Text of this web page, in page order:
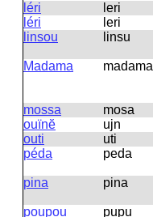
léri
leri
léri
leri
linsou
linsu
Madama
madama
mossa
mosa
ouïnĕ
ujn
outi
uti
péda
peda
pina
pina
poupou
pupu